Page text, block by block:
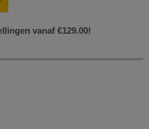
vanaf €129.00!